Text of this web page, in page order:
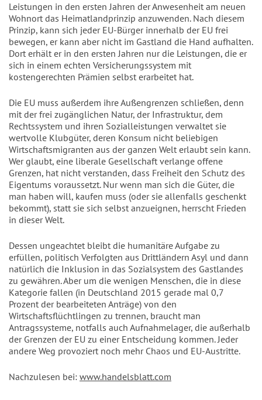
Leistungen in den ersten Jahren der Anwesenheit am neuen
Wohnort das Heimatlandprinzip anzuwenden. Nach diesem
Prinzip, kann sich jeder EU-Bürger innerhalb der EU frei
bewegen, er kann aber nicht im Gastland die Hand aufhalten.
Dort erhält er in den ersten Jahren nur die Leistungen, die er
sich in einem echten Versicherungssystem mit
kostengerechten Prämien selbst erarbeitet hat.
Die EU muss außerdem ihre Außengrenzen schließen, denn
mit der frei zugänglichen Natur, der Infrastruktur, dem
Rechtssystem und ihren Sozialleistungen verwaltet sie
wertvolle Klubgüter, deren Konsum nicht beliebigen
Wirtschaftsmigranten aus der ganzen Welt erlaubt sein kann.
Wer glaubt, eine liberale Gesellschaft verlange offene
Grenzen, hat nicht verstanden, dass Freiheit den Schutz des
Eigentums voraussetzt. Nur wenn man sich die Güter, die
man haben will, kaufen muss (oder sie allenfalls geschenkt
bekommt), statt sie sich selbst anzueignen, herrscht Frieden
in dieser Welt.
Dessen ungeachtet bleibt die humanitäre Aufgabe zu
erfüllen, politisch Verfolgten aus Drittländern Asyl und dann
natürlich die Inklusion in das Sozialsystem des Gastlandes
zu gewähren. Aber um die wenigen Menschen, die in diese
Kategorie fallen (in Deutschland 2015 gerade mal 0,7
Prozent der bearbeiteten Anträge) von den
Wirtschaftsflüchtlingen zu trennen, braucht man
Antragssysteme, notfalls auch Aufnahmelager, die außerhalb
der Grenzen der EU zu einer Entscheidung kommen. Jeder
andere Weg provoziert noch mehr Chaos und EU-Austritte.
Nachzulesen bei: www.handelsblatt.com